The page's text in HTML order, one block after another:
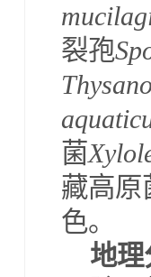
裂孢
菌
藏高原
色。
地